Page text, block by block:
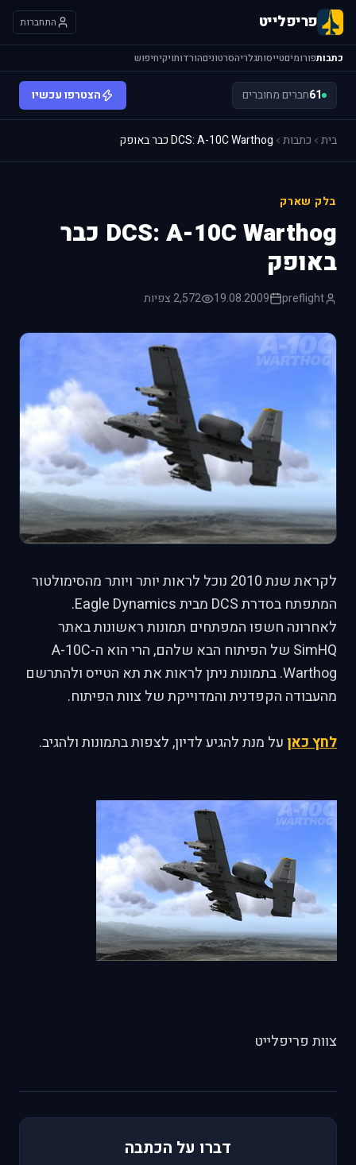
פריפלייט התחברות
כתבותפורומיםטייסותגלריהסרטוניםהורדותויקיחיפוש
61חברים מחוברים הצטרפו עכשיו
בית כתבות DCS: A-10C Warthog כבר באופק
בלק שארק
DCS: A-10C Warthog כבר
באופק
preflight
19.08.2009 2,572 צפיות
לקראת שנת 2010 נוכל לראות יותר ויותר מהסימולטור
המתפתח בסדרת DCS מבית Eagle Dynamics.
לאחרונה חשפו המפתחים תמונות ראשונות באתר
SimHQ של הפיתוח הבא שלהם, הרי הוא ה-A-10C
Warthog. בתמונות ניתן לראות את תא הטייס ולהתרשם
מהעבודה הקפדנית והמדוייקת של צוות הפיתוח.
לחץ כאן על מנת להגיע לדיון, לצפות בתמונות ולהגיב.
צוות פריפלייט
דברו על הכתבה